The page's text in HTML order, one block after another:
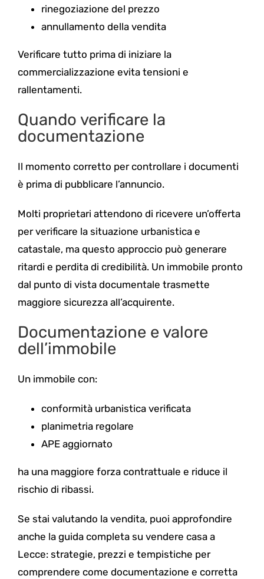
rinegoziazione del prezzo
annullamento della vendita
Verificare tutto prima di iniziare la
commercializzazione evita tensioni e
rallentamenti.
Quando verificare la
documentazione
Il momento corretto per controllare i documenti
è prima di pubblicare l’annuncio.
Molti proprietari attendono di ricevere un’offerta
per verificare la situazione urbanistica e
catastale, ma questo approccio può generare
ritardi e perdita di credibilità. Un immobile pronto
dal punto di vista documentale trasmette
maggiore sicurezza all’acquirente.
Documentazione e valore
dell’immobile
Un immobile con:
conformità urbanistica verificata
planimetria regolare
APE aggiornato
ha una maggiore forza contrattuale e riduce il
rischio di ribassi.
Se stai valutando la vendita, puoi approfondire
anche la guida completa su vendere casa a
Lecce: strategie, prezzi e tempistiche per
comprendere come documentazione e corretta